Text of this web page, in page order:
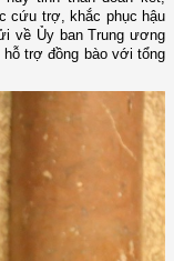
cứu trợ, khắc phục hậu
về Ủy ban Trung ương
hỗ trợ đồng bào với tổng